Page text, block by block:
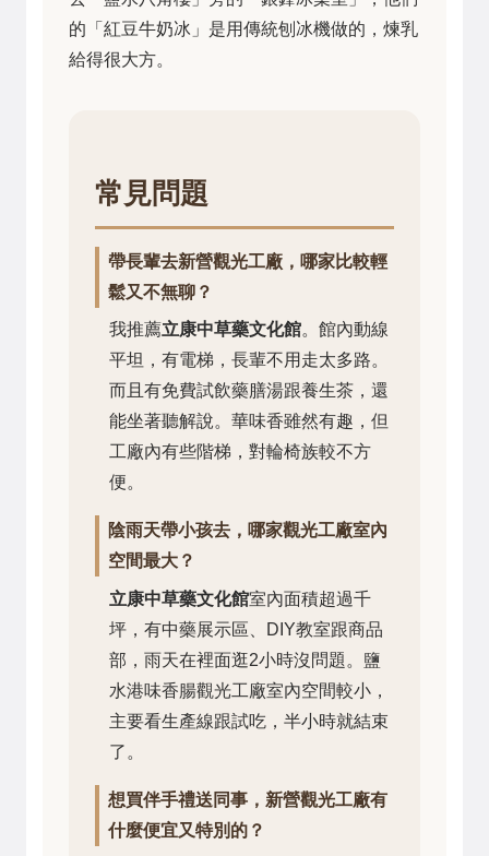
的「紅豆牛奶冰」是用傳統刨冰機做的，煉乳
給得很大方。
常見問題
帶長輩去新營觀光工廠，哪家比較輕
鬆又不無聊？
我推薦立康中草藥文化館。館內動線
平坦，有電梯，長輩不用走太多路。
而且有免費試飲藥膳湯跟養生茶，還
能坐著聽解說。華味香雖然有趣，但
工廠內有些階梯，對輪椅族較不方
便。
陰雨天帶小孩去，哪家觀光工廠室內
空間最大？
立康中草藥文化館室內面積超過千
坪，有中藥展示區、DIY教室跟商品
部，雨天在裡面逛2小時沒問題。鹽
水港味香腸觀光工廠室內空間較小，
主要看生產線跟試吃，半小時就結束
了。
想買伴手禮送同事，新營觀光工廠有
什麼便宜又特別的？